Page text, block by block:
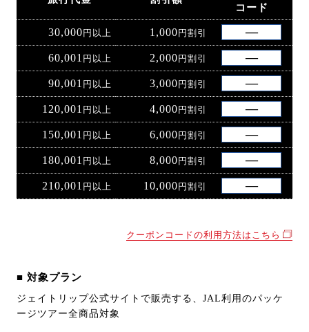
コード
30,000 円以上 1,000 円割引
60,001 円以上 2,000 円割引
90,001 円以上 3,000 円割引
120,001 円以上 4,000 円割引
150,001 円以上 6,000 円割引
180,001 円以上 8,000 円割引
210,001 円以上 10,000 円割引
クーポンコードの利用方法はこちら
■ 対象プラン
ジェイトリップ公式サイトで販売する、JAL利用のパッケ
ージツアー全商品対象